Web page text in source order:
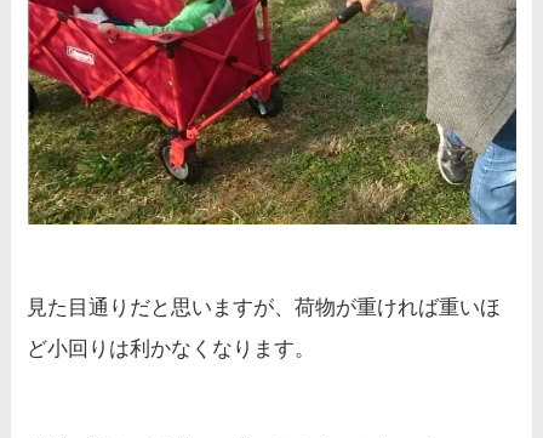
見た目通りだと思いますが、荷物が重ければ重いほ
ど小回りは利かなくなります。